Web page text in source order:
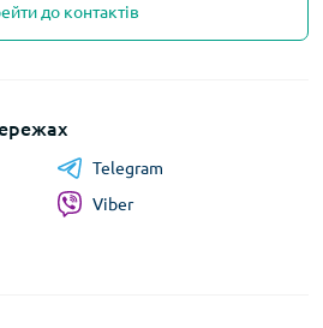
до контактів
Telegram
Viber